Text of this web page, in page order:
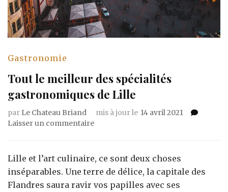
Gastronomie
Tout le meilleur des spécialités
gastronomiques de Lille
par Le Chateau Briand mis à jour le 14 avril 2021
Laisser un commentairesur
meilleur
des
spécialités
gastronomiques
Lille et l’art culinaire, ce sont deux choses
inséparables. Une terre de délice, la capitale des
Flandres saura ravir vos papilles avec ses